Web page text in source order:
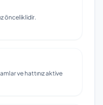
önceliklidir.
ve hattınız aktive